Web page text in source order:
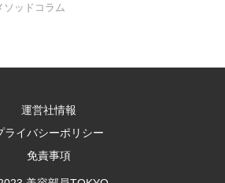
ソッドコラム
運営社情報
ライバシーポリシー
免責事項